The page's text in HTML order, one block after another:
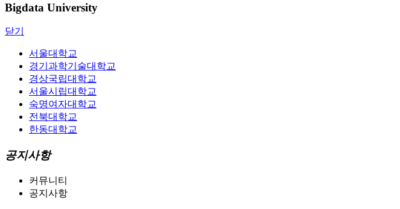
Bigdata University
닫기
서울대학교
경기과학기술대학교
경상국립대학교
서울시립대학교
숙명여자대학교
전북대학교
한동대학교
공지사항
커뮤니티
공지사항